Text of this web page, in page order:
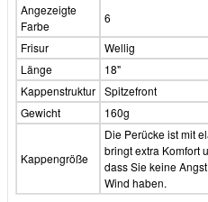
Angezeigte
Farbe
6
Frisur
Wellig
Länge
18"
Kappenstruktur Spitzefront
Gewicht
160g
Kappengröße
Die Perücke ist mit
bringt extra Komfort
dass Sie keine
Wind haben.